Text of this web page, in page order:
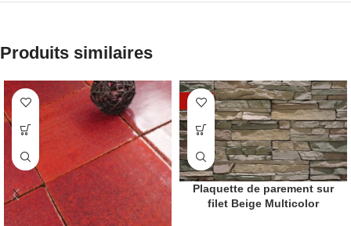
Produits similaires
-11%
Plaquette de parement sur
filet Beige Multicolor